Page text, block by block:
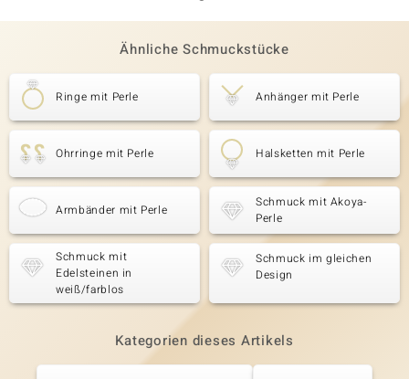
Ähnliche Schmuckstücke
Ringe mit Perle Anhänger mit Perle
Ohrringe mit Perle Halsketten mit Perle
Armbänder mit Perle
Schmuck mit Akoya-
Perle
Schmuck mit
Edelsteinen in
weiß/farblos
Schmuck im gleichen
Design
Kategorien dieses Artikels